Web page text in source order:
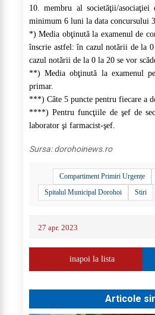
10. membru al societăţii/
minimum 6 luni la data concursului
*) Media obţinută la examenul de
înscrie astfel: în cazul notării de la
cazul notării de la 0 la 20 se vor
**) Media obţinută la examenul
primar.
***) Câte 5 puncte pentru fiecare a
****) Pentru funcţiile de şef de
laborator şi farmacist-şef.
Sursa:dorohoinews.ro
Compartiment Primiri Urgențe
Spitalul Municipal Dorohoi
Stiri
27 apr. 2023
inapoi la lista
Articole